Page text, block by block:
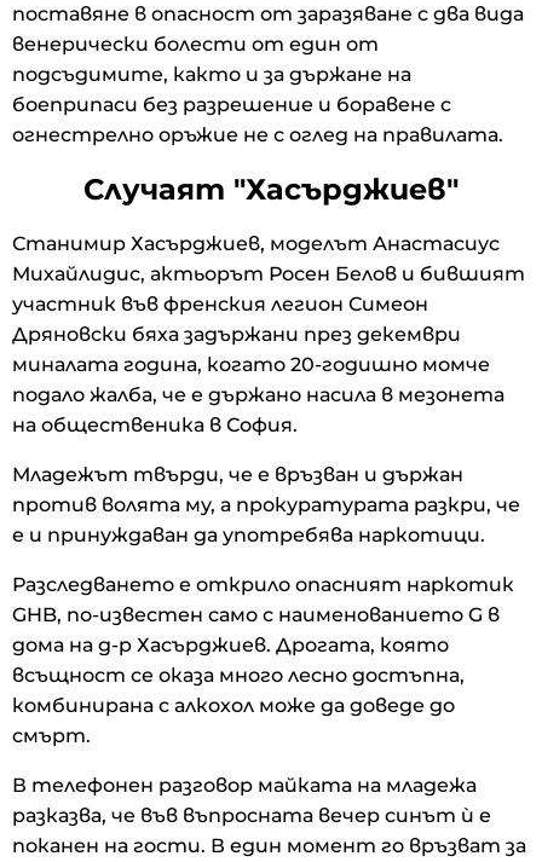
поставяне в опасност от заразяване с два вида
венерически болести от един от
подсъдимите, както и за държане на
боеприпаси без разрешение и боравене с
огнестрелно оръжие не с оглед на правилата.
Случаят "Хасърджиев"
Станимир Хасърджиев, моделът Анастасиус
Михайлидис, актьорът Росен Белов и бившият
участник във френския легион Симеон
Дряновски бяха задържани през декември
миналата година, когато 20-годишно момче
подало жалба, че е държано насила в мезонета
на общественика в София.
Младежът твърди, че е връзван и държан
против волята му, а прокуратурата разкри, че
е и принуждаван да употребява наркотици.
Разследването е открило опасният наркотик
GHB, по-известен само с наименованието G в
дома на д-р Хасърджиев. Дрогата, която
всъщност се оказа много лесно достъпна,
комбинирана с алкохол може да доведе до
смърт.
В телефонен разговор майката на младежа
разказва, че във въпросната вечер синът ѝ е
поканен на гости. В един момент го връзват за